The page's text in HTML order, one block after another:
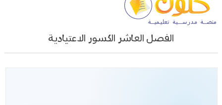
الفصل العاشر الكسور الاعتيادية